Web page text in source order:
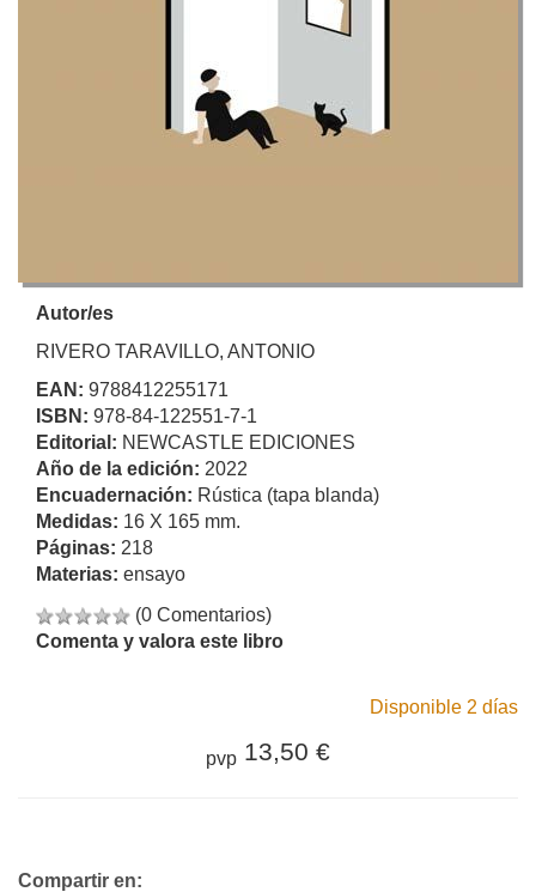
Autor/es
RIVERO TARAVILLO, ANTONIO
EAN: 9788412255171
ISBN: 978-84-122551-7-1
Editorial: NEWCASTLE EDICIONES
Año de la edición: 2022
Encuadernación: Rústica (tapa blanda)
Medidas: 16 X 165 mm.
Páginas: 218
Materias: ensayo
(0 Comentarios)
Comenta y valora este libro
Disponible 2 días
pvp 13,50 €
Compartir en: